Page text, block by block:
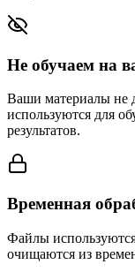
Не обучаем на
Ваши материалы не
используются для
результатов.
Временная
Файлы используются
очищаются из